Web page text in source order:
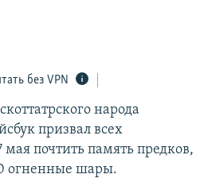
без VPN
народа
призвал всех
почтить память предков,
огненные шары.